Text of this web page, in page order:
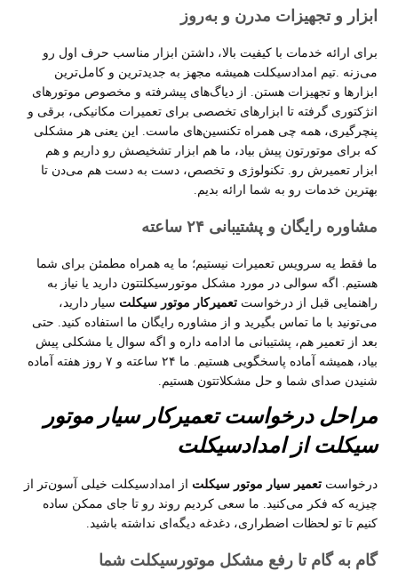
ابزار و تجهیزات مدرن و به‌روز
برای ارائه خدمات با کیفیت بالا، داشتن ابزار مناسب حرف اول رو
می‌زنه .تیم امدادسیکلت همیشه مجهز به جدیدترین و کامل‌ترین
ابزارها و تجهیزات هستن. از دیاگ‌های پیشرفته و مخصوص موتورهای
انژکتوری گرفته تا ابزارهای تخصصی برای تعمیرات مکانیکی، برقی و
پنچرگیری، همه چی همراه تکنسین‌های ماست. این یعنی هر مشکلی
که برای موتورتون پیش بیاد، ما هم ابزار تشخیصش رو داریم و هم
ابزار تعمیرش رو. تکنولوژی و تخصص، دست به دست هم می‌دن تا
بهترین خدمات رو به شما ارائه بدیم
مشاوره رایگان و پشتیبانی۲۴ ساعته
ما فقط یه سرویس تعمیرات نیستیم؛ ما یه همراه مطمئن برای شما
هستیم. اگه سوالی در مورد مشکل موتورسیکلتتون دارید یا نیاز به
راهنمایی قبل از درخواستتعمیرکار موتور سیکلت سیار دارید،
می‌تونید با ما تماس بگیرید و از مشاوره رایگان ما استفاده کنید. حتی
بعد از تعمیر هم، پشتیبانی ما ادامه داره و اگه سوال یا مشکلی پیش
بیاد، همیشه آماده پاسخگویی هستیم. ما ۲۴ ساعته و ۷ روز هفته آماده
شنیدن صدای شما و حل مشکلاتتون هستیم
مراحل درخواست تعمیرکار سیار موتور
سیکلت از امدادسیکلت
درخواستتعمیر سیار موتور سیکلت از امدادسیکلت خیلی آسون‌تر از
چیزیه که فکر می‌کنید. ما سعی کردیم روند رو تا جای ممکن ساده
کنیم تا تو لحظات اضطراری، دغدغه دیگه‌ای نداشته باشید
گام به گام تا رفع مشکل موتورسیکلت شما